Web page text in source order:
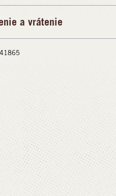
a vrátenie